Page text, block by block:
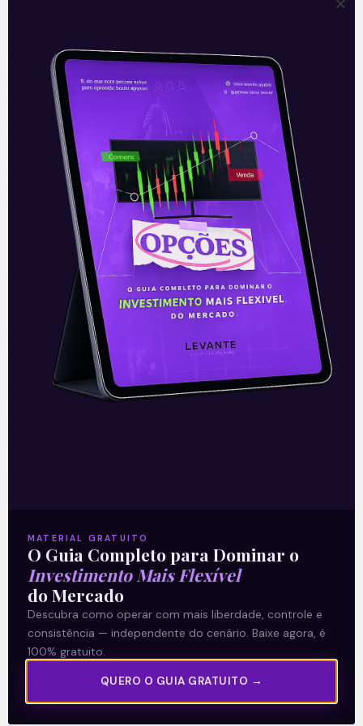
Eletrobras (ELET3/ELET6):
Pagamento de dividendos
intermediários
Em 29 de janeiro, o conselho de
administração da Eletrobras (ELET3)
anunciou um pagamento de dividendos
intermediários de 2,3 bilhões de reais a
ser efetuado
Leia mais
01/02/2021
Sobre nós
Termos e Condições
Política de Privacidade
Explore
E Eu Com Isso?
MATERIAL GRATUITO
O Guia Completo para Dominar o
Investimento Mais Flexível
do Mercado
Descubra como operar com mais liberdade, controle e
consistência — independente do cenário. Baixe agora, é
100% gratuito.
QUERO O GUIA GRATUITO →